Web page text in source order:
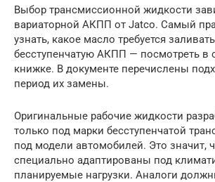
Выбор трансмиссионной жидкости
вариаторной АКПП от Jatco. Самый
узнать, какое масло требуется
бесступенчатую АКПП — посмотреть в
книжке. В документе перечислены
период их замены.
Оригинальные рабочие жидкости
только под марки бесступенчатой
под модели автомобилей. Это значит,
специально адаптированы под
планируемые нагрузки. Аналоги